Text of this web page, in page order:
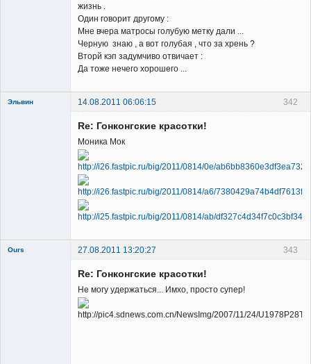
жизнь .
Один говорит другому :
Мне вчера матросы голубую метку дали ...
Черную знаю , а вот голубая , что за хрень ?
Вторй кэп задумчиво отвичает :
Да тоже нечего хорошего ...
342
Эльвин 14.08.2011 06:06:15
Re: Гонконгские красотки!
Моника Мок
343
Ours 27.08.2011 13:20:27
Re: Гонконгские красотки!
Не могу удержаться... Имхо, просто супер!